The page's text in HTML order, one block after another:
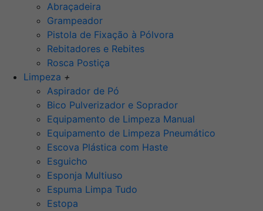
Abraçadeira
Grampeador
Pistola de Fixação à Pólvora
Rebitadores e Rebites
Rosca Postiça
Limpeza +
Aspirador de Pó
Bico Pulverizador e Soprador
Equipamento de Limpeza Manual
Equipamento de Limpeza Pneumático
Escova Plástica com Haste
Esguicho
Esponja Multiuso
Espuma Limpa Tudo
Estopa